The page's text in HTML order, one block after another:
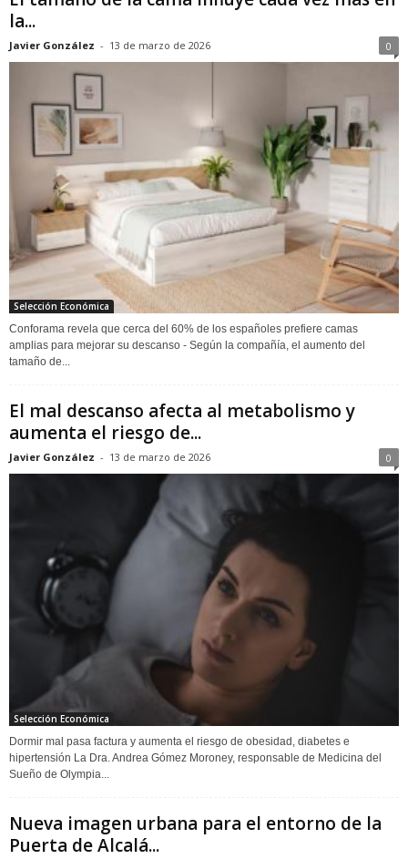
la...
Javier González - 13 de marzo de 2026 0
Selección Económica
Conforama revela que cerca del 60% de los españoles prefiere camas
amplias para mejorar su descanso - Según la compañía, el aumento del
tamaño de...
El mal descanso afecta al metabolismo y
aumenta el riesgo de...
Javier González - 13 de marzo de 2026 0
Selección Económica
Dormir mal pasa factura y aumenta el riesgo de obesidad, diabetes e
hipertensión La Dra. Andrea Gómez Moroney, responsable de Medicina del
Sueño de Olympia...
Nueva imagen urbana para el entorno de la
Puerta de Alcalá...